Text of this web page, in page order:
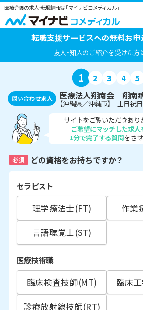
医療介護の求人・転職情報は「マイナビコメディカル」
転職支援サービスへの無料お
友人・知人のご紹介を受けた方
1 2 3 4 5
問い合わせ求人 医療法人翔南会 翔南
サイトをご覧いただきあり
ご希望にマッチした求人
1分で完了する質問をさ
必須 どの資格をお持ちですか？
セラピスト
理学療法士(PT)
作業
言語聴覚士(ST)
医療技術職
臨床検査技師(MT)
臨床工
診療放射線技師(RT)